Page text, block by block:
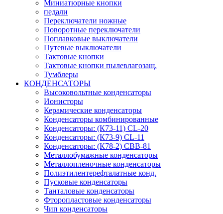
Миниатюрные кнопки
педали
Переключатели ножные
Поворотные переключатели
Поплавковые выключатели
Путевые выключатели
Тактовые кнопки
Тактовые кнопки пылевлагозащ.
Тумблеры
КОНДЕНСАТОРЫ
Высоковольтные конденсаторы
Ионисторы
Керамические конденсаторы
Конденсаторы комбинированные
Конденсаторы: (К73-11) CL-20
Конденсаторы: (К73-9) CL-11
Конденсаторы: (К78-2) CBB-81
Металлобумажные конденсаторы
Металлопленочные конденсаторы
Полиэтилентерефталатные конд.
Пусковые конденсаторы
Танталовые конденсаторы
Фторопластовые конденсаторы
Чип конденсаторы